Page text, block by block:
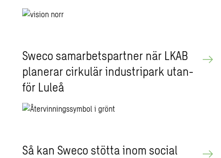
Sweco sam­ar­bets­part­ner när LKAB
pla­ne­rar cir­ku­lär in­du­stri­park ut­an­
för Luleå
Så kan Sweco stöt­ta inom so­ci­al